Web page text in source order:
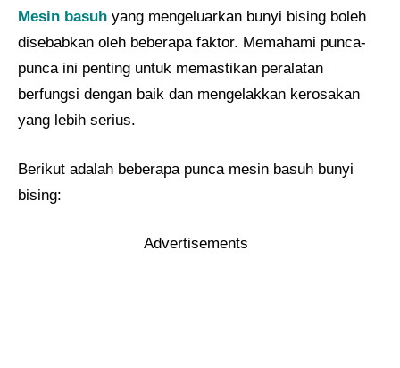
Mesin basuh yang mengeluarkan bunyi bising boleh
disebabkan oleh beberapa faktor. Memahami punca-
punca ini penting untuk memastikan peralatan
berfungsi dengan baik dan mengelakkan kerosakan
yang lebih serius.
Berikut adalah beberapa punca mesin basuh bunyi
bising:
Advertisements